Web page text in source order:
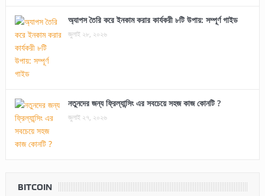
অ্যাপস তৈরি করে ইনকাম করার কার্যকরী ৮টি উপায়: সম্পূর্ণ গাইড
জুলাই ২৮, ২০২৬
নতুনদের জন্য ফ্রিল্যান্সিং এর সবচেয়ে সহজ কাজ কোনটি ?
জুলাই ২৭, ২০২৬
BITCOIN